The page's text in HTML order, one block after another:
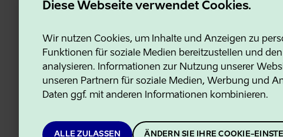
Diese Webseite verwendet Cookies.
Wir nutzen Cookies, um Inhalte und Anzeigen zu
Funktionen für soziale Medien bereitzustellen und
analysieren. Informationen zur Nutzung unserer
unseren Partnern für soziale Medien, Werbung und
Daten ggf. mit anderen Informationen kombinieren.
ALLE ZULASSEN ÄNDERN SIE IHRE COOKIE-
Estonian Business and Innovation